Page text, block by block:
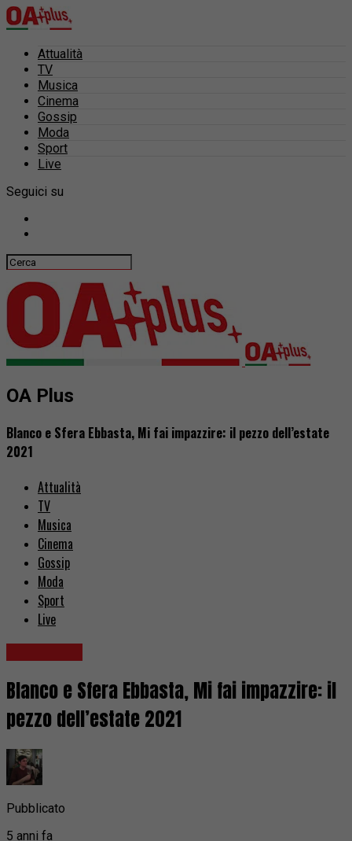
Attualità
TV
Musica
Cinema
Gossip
Moda
Sport
Live
Seguici su
OA Plus
Blanco e Sfera Ebbasta, Mi fai impazzire: il pezzo dell’estate
2021
Attualità
TV
Musica
Cinema
Gossip
Moda
Sport
Live
Blanco e Sfera Ebbasta, Mi fai impazzire: il
pezzo dell’estate 2021
Pubblicato
5 anni fa